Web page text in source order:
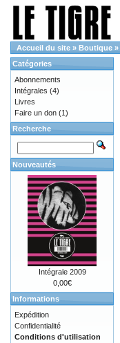
Accueil du site » Boutique »
Catégories
Abonnements
Intégrales (4)
Livres
Faire un don (1)
Recherche
Nouveautés
Intégrale 2009
0,00€
Informations
Expédition
Confidentialité
Conditions d'utilisation